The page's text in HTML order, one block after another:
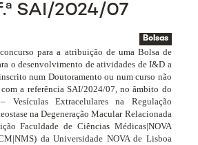
SAI/2024/07
Bolsas
para a atribuição de uma Bolsa de
o desenvolvimento de atividades de I&D a
num Doutoramento ou num curso não
a referência SAI/2024/07, no âmbito do
Vesículas Extracelulares na Regulação
na Degeneração Macular Relacionada
Faculdade de Ciências Médicas|NOVA
da Universidade NOVA de Lisboa